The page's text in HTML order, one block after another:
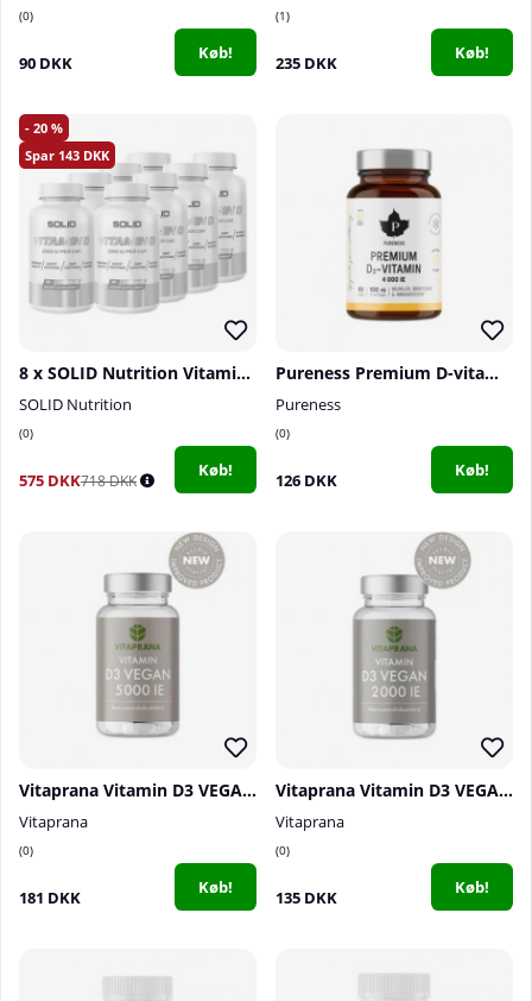
0
90 DKK Køb!
1
235 DKK Køb!
20
143
8 x SOLID Nutrition Vitamin D, 90 caps
SOLID Nutrition
0
575 DKK718 DKK
Køb!
Pureness Premium D-vitamin 4000 IE, 60 caps
Pureness
0
126 DKK Køb!
Vitaprana Vitamin D3 VEGAN 5000 IE, 110 caps
Vitaprana
0
181 DKK Køb!
Vitaprana Vitamin D3 VEGAN 2000 IE, 110 caps
Vitaprana
0
135 DKK Køb!